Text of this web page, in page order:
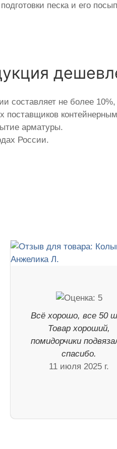
песка и его
составляет не более
арматуры.
России.
Всё хорошо, все 50
Товар хороший,
помидорчики
спасибо.
11 июля 2025 г.